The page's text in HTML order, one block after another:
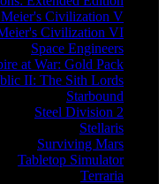
Civilization V
Civilization VI
Space Engineers
at War: Gold Pack
II: The Sith Lords
Starbound
Steel Division 2
Stellaris
Surviving Mars
Tabletop Simulator
Terraria